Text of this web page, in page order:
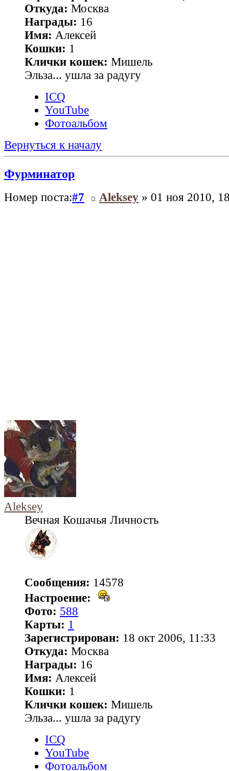
Откуда: Москва
Награды: 16
Имя: Алексей
Кошки: 1
Клички кошек: Мишель
Эльза... ушла за радугу
ICQ
YouTube
Фотоальбом
Вернуться к началу
Фурминатор
Номер поста:#7 Aleksey » 01 ноя 2010,
Aleksey
Вечная Кошачья Личность
Сообщения: 14578
Настроение:
Фото: 588
Карты: 1
Зарегистрирован: 18 окт 2006, 11:33
Откуда: Москва
Награды: 16
Имя: Алексей
Кошки: 1
Клички кошек: Мишель
Эльза... ушла за радугу
ICQ
YouTube
Фотоальбом